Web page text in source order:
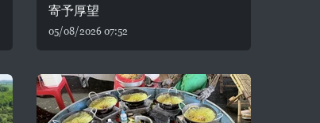
寄予厚望
05/08/2026 07:52